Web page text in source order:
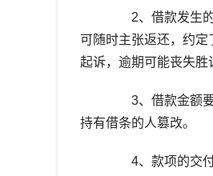
2、借款发生的
可随时主张返还，约
起诉，逾期可能丧失胜
3、借款金额要
持有借条的人篡改。
4、款项的交付